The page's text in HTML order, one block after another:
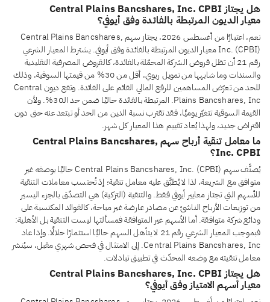
هل يجتاز Central Plains Bancshares, Inc. CPBI
معيار الديون المرتبطة بالفائدة وفق أيوفي؟
نعم، اعتبارًا من أغسطس 2026، يجتاز سهم Central Plains Bancshares,
Inc. (CPBI) معيار الديون المرتبطة بالفائدة وفق أيوفي. يشترط المعيار الشرعي
رقم 21 أن تظل قروض الشركة المحمّلة بالفائدة، كالقروض المصرفية التقليدية
والسندات وما شابهها من تمويل ربوي، أقل من 30% من قيمتها السوقية، وذلك
للحد من تعرّض المساهمين للرفع المالي القائم على الفائدة. وتقع ديون Central
Plains Bancshares, Inc. المرتبطة بالفائدة حاليًا ضمن حد الـ30%. ولأن
القيمة السوقية تتغيّر يوميًا، فقد تقترب نسبة الدين من الحد أو تبتعد عنه حتى دون
اقتراض جديد، ولهذا يُعاد تقييم هذا المعيار كل شهر.
ما معامل تنقية أرباح سهم Central Plains Bancshares,
Inc. CPBI؟
يُصنَّف سهم Central Plains Bancshares, Inc. (CPBI) حاليًا بوصفه غير
متوافق مع الشريعة، لذا لا يُطبَّق عليه معامل تنقية؛ إذ تُحتسب معاملات التنقية
للأسهم التي تجتاز معايير أيوفي فقط. والتنقية (التزكية) هي التصدّق بالجزء اليسير
من توزيعات الأرباح الناشئ عن مصادر عارضة غير مباحة، كالفوائد المكتسبة على
ودائع شركة متوافقة. أما الأسهم غير المتوافقة فمسألتها ليست التنقية بل الأهلية:
فبموجب المعيار الشرعي رقم 21 لا يتأهل السهم حاليًا استثمارًا حلالًا. وإذا عاد
Central Plains Bancshares, Inc. إلى الامتثال في فحص شهري مقبل، سيُنشر
معامل تنقيته مع وضعه المحدّث في تطبيق تبادلات.
هل يجتاز Central Plains Bancshares, Inc. CPBI
معيار أسهم الامتياز وفق أيوفي؟